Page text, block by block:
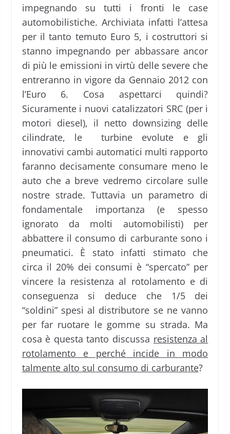
impegnando su tutti i fronti le case
automobilistiche. Archiviata infatti l’attesa
per il tanto temuto Euro 5, i costruttori si
stanno impegnando per abbassare ancor
di più le emissioni in virtù delle severe che
entreranno in vigore da Gennaio 2012 con
l’Euro 6. Cosa aspettarci quindi?
Sicuramente i nuovi catalizzatori SRC (per i
motori diesel), il netto downsizing delle
cilindrate, le turbine evolute e gli
innovativi cambi automatici multi rapporto
faranno decisamente consumare meno le
auto che a breve vedremo circolare sulle
nostre strade. Tuttavia un parametro di
fondamentale importanza (e spesso
ignorato da molti automobilisti) per
abbattere il consumo di carburante sono i
pneumatici. È stato infatti stimato che
circa il 20% dei consumi è “spercato” per
vincere la resistenza al rotolamento e di
conseguenza si deduce che 1/5 dei
“soldini” spesi al distributore se ne vanno
per far ruotare le gomme su strada. Ma
cosa è questa tanto discussa resistenza al
rotolamento e perché incide in modo
talmente alto sul consumo di carburante?